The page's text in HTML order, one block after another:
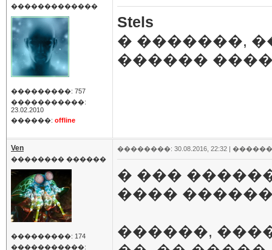
�������������
���������: 757
�����������:
23.02.2010
������: offline
Stels
� �������,
������
Ven
�������� ������
���������: 174
�����������:
��������: 30.08.2016, 22:32 |
� ���
����
������,